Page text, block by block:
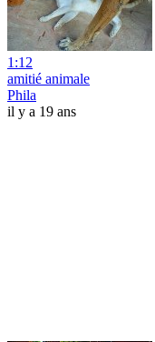
1:12
amitié animale
Phila
il y a 19 ans